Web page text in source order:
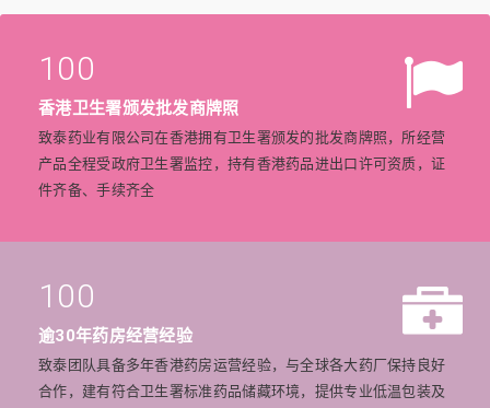
100
香港卫生署颁发批发商牌照
致泰药业有限公司在香港拥有卫生署颁发的批发商牌照，所经营
产品全程受政府卫生署监控，持有香港药品进出口许可资质，证
件齐备、手续齐全
100
逾30年药房经营经验
致泰团队具备多年香港药房运营经验，与全球各大药厂保持良好
合作，建有符合卫生署标准药品储藏环境，提供专业低温包装及